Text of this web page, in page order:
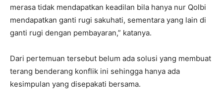
merasa tidak mendapatkan keadilan bila hanya nur Qolbi
mendapatkan ganti rugi sakuhati, sementara yang lain di
ganti rugi dengan pembayaran,” katanya.
Dari pertemuan tersebut belum ada solusi yang membuat
terang benderang konflik ini sehingga hanya ada
kesimpulan yang disepakati bersama.